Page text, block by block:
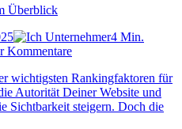
Überblick
4 Min.
Kommentare
wichtigsten Rankingfaktoren für
Autorität Deiner Website und
Sichtbarkeit steigern. Doch die